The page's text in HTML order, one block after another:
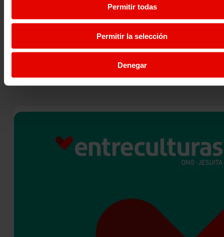
Permitir todas
Permitir la selección
Denegar
EDUCAR PERSONAS, GENERAR OPORTUNIDADES III
Contribuir al logro efectivo del Derecho a la Educación, al
al empleo y a la necesidad de prestar asistencia…